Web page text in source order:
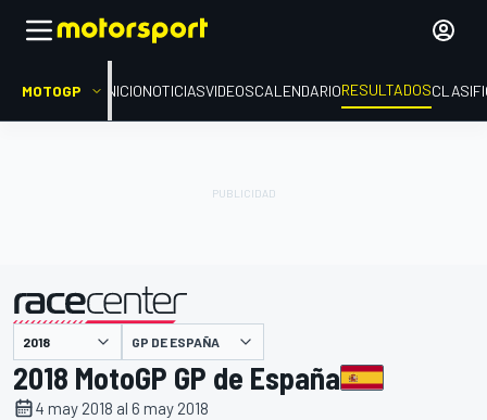
MOTOGP INICIONOTICIASVIDEOSCALENDARIORESULTADOS
presentado por GP DE ESPAÑA
2018 MotoGP GP de España
4 may 2018 al 6 may 2018